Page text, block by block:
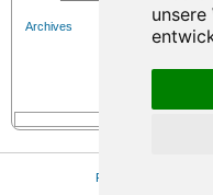
Archives
Press